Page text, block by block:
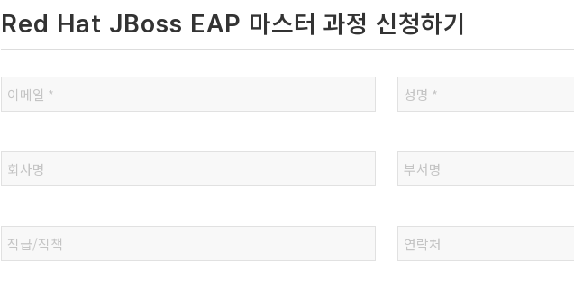
Red Hat JBoss EAP 마스터 과정 신청하기